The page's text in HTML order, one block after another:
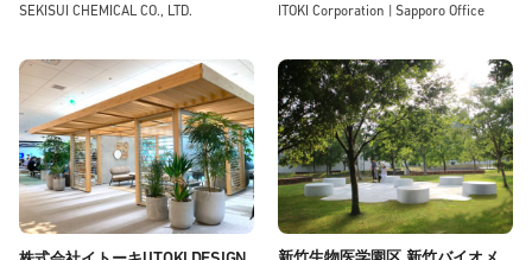
SEKISUI CHEMICAL CO., LTD. ITOKI Corporation | Sapporo Office